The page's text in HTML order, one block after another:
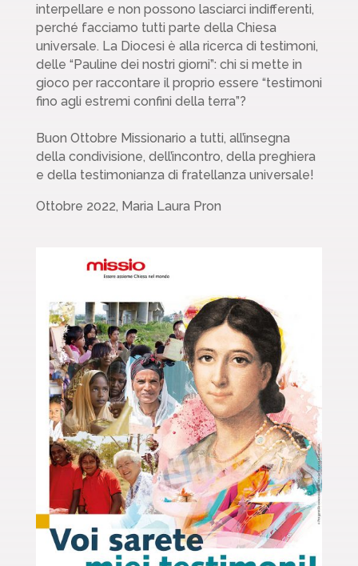
interpellare e non possono lasciarci indifferenti,
perché facciamo tutti parte della Chiesa
universale. La Diocesi è alla ricerca di testimoni,
delle “Pauline dei nostri giorni”: chi si mette in
gioco per raccontare il proprio essere “testimoni
fino agli estremi confini della terra”?
Buon Ottobre Missionario a tutti, all’insegna
della condivisione, dell’incontro, della preghiera
e della testimonianza di fratellanza universale!
Ottobre 2022, Maria Laura Pron